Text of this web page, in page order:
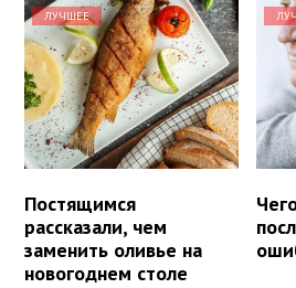
ЛУЧШЕЕ
Постящимся
рассказали, чем
заменить оливье на
новогоднем столе